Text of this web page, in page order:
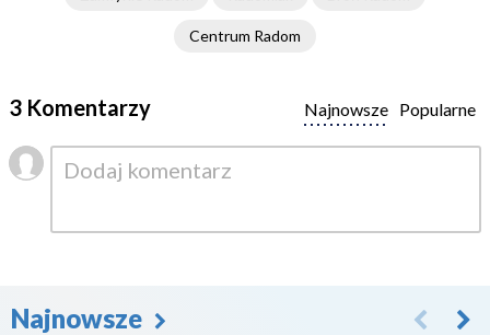
Centrum Radom
3 Komentarzy Popularne
Najnowsze
Najnowsze